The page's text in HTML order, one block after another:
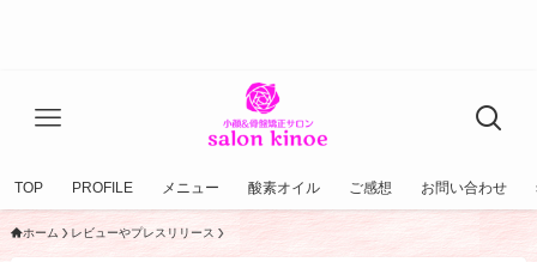
TOP PROFILE メニュー 酸素オイル ご感想 お問い合わせ
ホーム レビューやプレスリリース